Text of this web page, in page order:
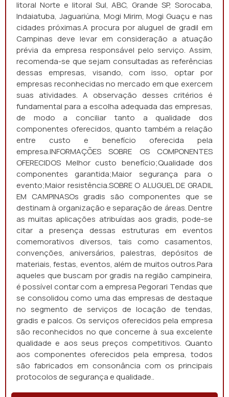
litoral Norte e litoral Sul, ABC, Grande SP, Sorocaba,
Indaiatuba, Jaguariúna, Mogi Mirim, Mogi Guaçu e nas
cidades próximas.A procura por aluguel de gradil em
Campinas deve levar em consideração a atuação
prévia da empresa responsável pelo serviço. Assim,
recomenda-se que sejam consultadas as referências
dessas empresas, visando, com isso, optar por
empresas reconhecidas no mercado em que exercem
suas atividades. A observação desses critérios é
fundamental para a escolha adequada das empresas,
de modo a conciliar tanto a qualidade dos
componentes oferecidos, quanto também a relação
entre custo e benefício oferecida pela
empresa.INFORMAÇÕES SOBRE OS COMPONENTES
OFERECIDOS Melhor custo benefício;Qualidade dos
componentes garantida;Maior segurança para o
evento;Maior resistência.SOBRE O ALUGUEL DE GRADIL
EM CAMPINASOs gradis são componentes que se
destinam à organização e separação de áreas. Dentre
as muitas aplicações atribuídas aos gradis, pode-se
citar a presença dessas estruturas em eventos
comemorativos diversos, tais como casamentos,
convenções, aniversários, palestras, depósitos de
materiais, festas, eventos, além de muitos outros.Para
aqueles que buscam por gradis na região campineira,
é possível contar com a empresa Pegorari Tendas que
se consolidou como uma das empresas de destaque
no segmento de serviços de locação de tendas,
gradis e palcos. Os serviços oferecidos pela empresa
são reconhecidos no que concerne à sua excelente
qualidade e aos seus preços competitivos. Quanto
aos componentes oferecidos pela empresa, todos
são fabricados em consonância com os principais
protocolos de segurança e qualidade..